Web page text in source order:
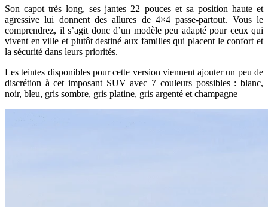
Son capot très long, ses jantes 22 pouces et sa position haute et
agressive lui donnent des allures de 4×4 passe-partout. Vous le
comprendrez, il s’agit donc d’un modèle peu adapté pour ceux qui
vivent en ville et plutôt destiné aux familles qui placent le confort et
la sécurité dans leurs priorités.
Les teintes disponibles pour cette version viennent ajouter un peu de
discrétion à cet imposant SUV avec 7 couleurs possibles : blanc,
noir, bleu, gris sombre, gris platine, gris argenté et champagne